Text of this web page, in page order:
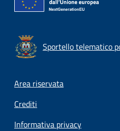
Sportello telematico
Footer menu
Area riservata
Crediti
Informativa privacy